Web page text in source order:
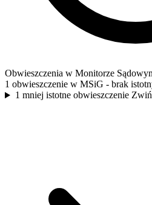
Obwieszczenia w Monitorze
1 obwieszczenie w MSiG - brak
1 mniej istotne obwieszczenie